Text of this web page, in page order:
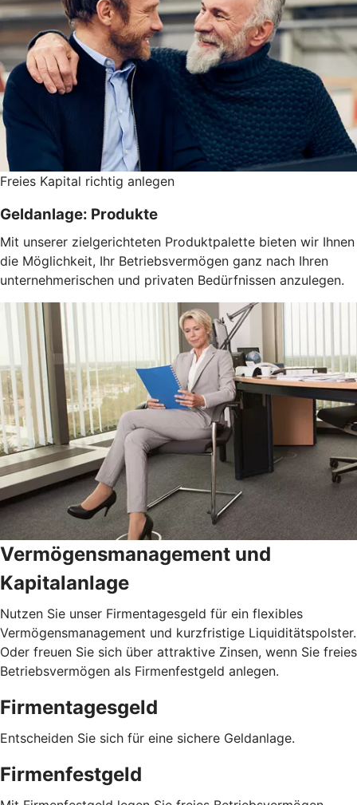
Freies Kapital richtig anlegen
Geldanlage: Produkte
Mit unserer zielgerichteten Produktpalette bieten wir Ihnen
die Möglichkeit, Ihr Betriebsvermögen ganz nach Ihren
unternehmerischen und privaten Bedürfnissen anzulegen.
Vermögensmanagement und
Kapitalanlage
Nutzen Sie unser Firmentagesgeld für ein flexibles
Vermögensmanagement und kurzfristige Liquiditätspolster.
Oder freuen Sie sich über attraktive Zinsen, wenn Sie freies
Betriebsvermögen als Firmenfestgeld anlegen.
Firmentagesgeld
Entscheiden Sie sich für eine sichere Geldanlage.
Firmenfestgeld